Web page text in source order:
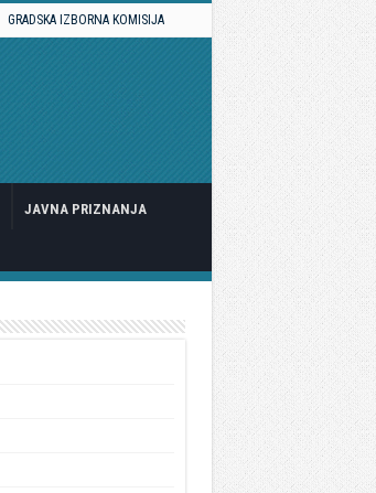
GRADSKA IZBORNA KOMISIJA
JAVNA PRIZNANJA